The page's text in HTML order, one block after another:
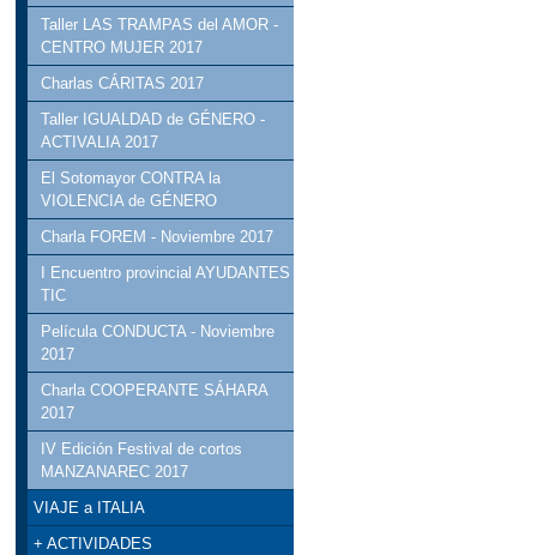
Taller LAS TRAMPAS del AMOR -
CENTRO MUJER 2017
Charlas CÁRITAS 2017
Taller IGUALDAD de GÉNERO -
ACTIVALIA 2017
El Sotomayor CONTRA la
VIOLENCIA de GÉNERO
Charla FOREM - Noviembre 2017
I Encuentro provincial AYUDANTES
TIC
Película CONDUCTA - Noviembre
2017
Charla COOPERANTE SÁHARA
2017
IV Edición Festival de cortos
MANZANAREC 2017
VIAJE a ITALIA
+ ACTIVIDADES